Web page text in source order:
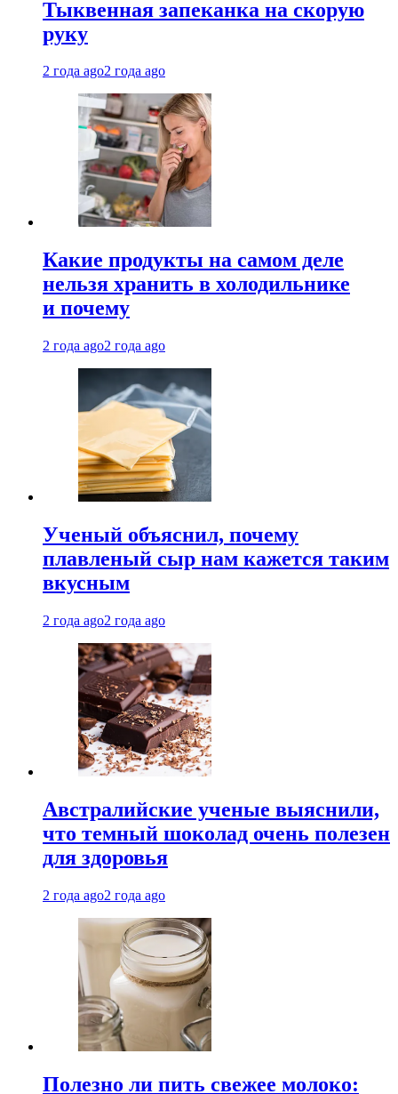
Тыквенная запеканка на скорую
руку
2 года ago2 года ago
Какие продукты на самом деле
нельзя хранить в холодильнике
и почему
2 года ago2 года ago
Ученый объяснил, почему
плавленый сыр нам кажется таким
вкусным
2 года ago2 года ago
Австралийские ученые выяснили,
что темный шоколад очень полезен
для здоровья
2 года ago2 года ago
Полезно ли пить свежее молоко: